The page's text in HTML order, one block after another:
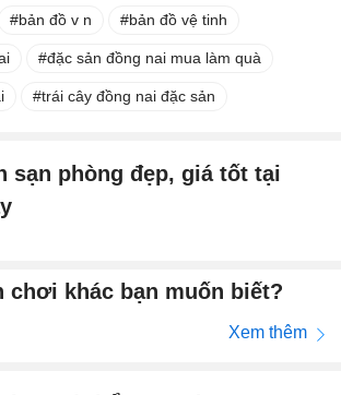
bản đồ v n bản đồ vệ tinh
đặc sản đồng nai mua làm quà
trái cây đồng nai đặc sản
sạn phòng đẹp, giá tốt tại
chơi khác bạn muốn biết?
Xem thêm